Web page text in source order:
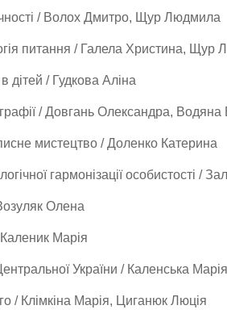
/ Волох Дмитро, Щур Людмила
питання / Галела Христина, Щур
дітей / Гудкова Аліна
/ Довгань Олександра,
мистецтво / Доленко Катерина
гармонізації особистості /
Олена
Марія
України / Каленська
/ Клімкіна Марія, Циганюк Люція